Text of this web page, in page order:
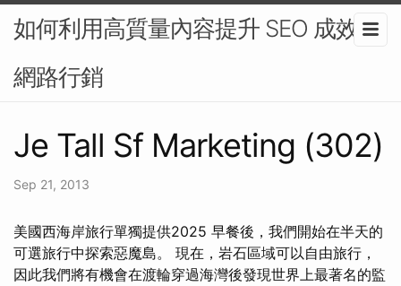
如何利用高質量內容提升 SEO 成效-
網路行銷
Je Tall Sf Marketing (302)
Sep 21, 2013
美國西海岸旅行單獨提供2025 早餐後，我們開始在半天的
可選旅行中探索惡魔島。 現在，岩石區域可以自由旅行，
因此我們將有機會在渡輪穿過海灣後發現世界上最著名的監